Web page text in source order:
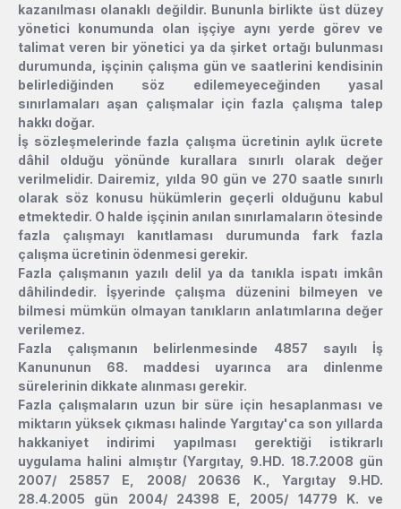
kazanılması olanaklı değildir. Bununla birlikte üst düzey
yönetici konumunda olan işçiye aynı yerde görev ve
talimat veren bir yönetici ya da şirket ortağı bulunması
durumunda, işçinin çalışma gün ve saatlerini kendisinin
belirlediğinden söz edilemeyeceğinden yasal
sınırlamaları aşan çalışmalar için fazla çalışma talep
hakkı doğar.
İş sözleşmelerinde fazla çalışma ücretinin aylık ücrete
dâhil olduğu yönünde kurallara sınırlı olarak değer
verilmelidir. Dairemiz, yılda 90 gün ve 270 saatle sınırlı
olarak söz konusu hükümlerin geçerli olduğunu kabul
etmektedir. O halde işçinin anılan sınırlamaların ötesinde
fazla çalışmayı kanıtlaması durumunda fark fazla
çalışma ücretinin ödenmesi gerekir.
Fazla çalışmanın yazılı delil ya da tanıkla ispatı imkân
dâhilindedir. İşyerinde çalışma düzenini bilmeyen ve
bilmesi mümkün olmayan tanıkların anlatımlarına değer
verilemez.
Fazla çalışmanın belirlenmesinde 4857 sayılı İş
Kanununun 68. maddesi uyarınca ara dinlenme
sürelerinin dikkate alınması gerekir.
Fazla çalışmaların uzun bir süre için hesaplanması ve
miktarın yüksek çıkması halinde Yargıtay'ca son yıllarda
hakkaniyet indirimi yapılması gerektiği istikrarlı
uygulama halini almıştır (Yargıtay, 9.HD. 18.7.2008 gün
2007/ 25857 E, 2008/ 20636 K., Yargıtay 9.HD.
28.4.2005 gün 2004/ 24398 E, 2005/ 14779 K. ve